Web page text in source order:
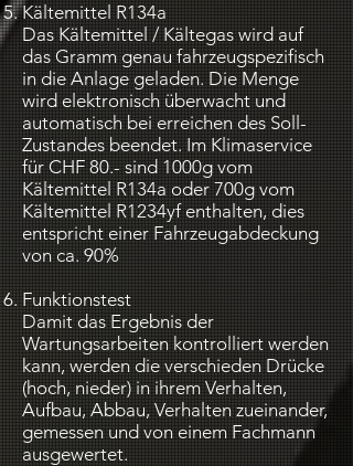
Kältemittel R134a
Das Kältemittel / Kältegas wird auf
das Gramm genau fahrzeugspezifisch
in die Anlage geladen. Die Menge
wird elektronisch überwacht und
automatisch bei erreichen des Soll-
Zustandes beendet. Im Klimaservice
für CHF 80.- sind 1000g vom
Kältemittel R134a oder 700g vom
Kältemittel R1234yf enthalten, dies
entspricht einer Fahrzeugabdeckung
von ca. 90%
Funktionstest
Damit das Ergebnis der
Wartungsarbeiten kontrolliert werden
kann, werden die verschieden Drücke
(hoch, nieder) in ihrem Verhalten,
Aufbau, Abbau, Verhalten zueinander,
gemessen und von einem Fachmann
ausgewertet.